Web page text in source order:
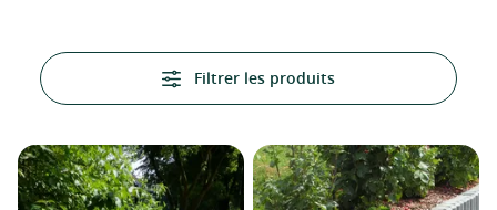
Filtrer les produits